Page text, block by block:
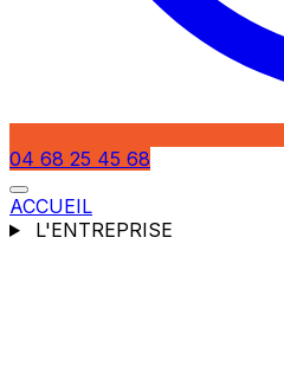
04 68 25 45 68
ACCUEIL
L'ENTREPRISE